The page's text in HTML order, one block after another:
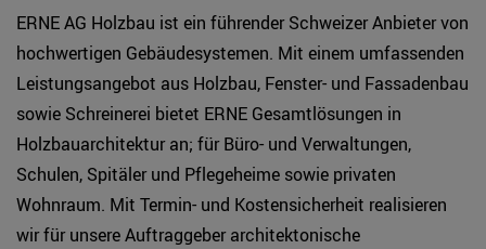
ERNE AG Holzbau ist ein führender Schweizer Anbieter von
hochwertigen Gebäudesystemen. Mit einem umfassenden
Leistungsangebot aus Holzbau, Fenster- und Fassadenbau
sowie Schreinerei bietet ERNE Gesamtlösungen in
Holzbauarchitektur an; für Büro- und Verwaltungen,
Schulen, Spitäler und Pflegeheime sowie privaten
Wohnraum. Mit Termin- und Kostensicherheit realisieren
wir für unsere Auftraggeber architektonische